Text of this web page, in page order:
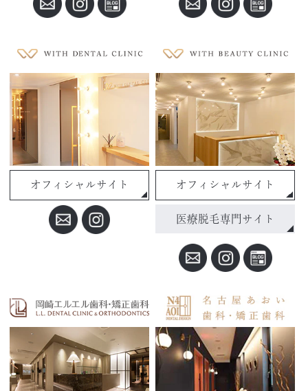
オフィシャルサイト オフィシャルサイト
医療脱毛専門サイト